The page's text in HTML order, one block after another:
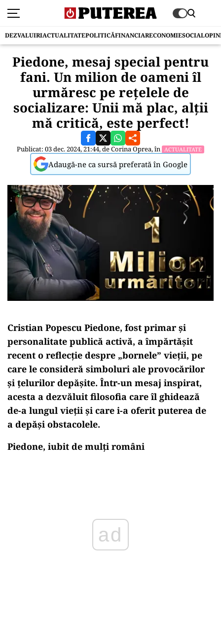
DEZVALUIRIACTUALITATEPOLITICĂFINANCIARECONOMIESOCIAL
Piedone, mesaj special pentru
fani. Un milion de oameni îl
urmăresc pe rețelele de
socializare: Unii mă plac, alții
mă critică, este perfect!
Publicat: 03 dec. 2024, 21:44, deCorina Oprea, în ACTUALITATE
Adaugă-ne ca sursă preferată în Google
Cristian Popescu Piedone, fost primar și
personalitate publică activă, a împărtășit
recent o reflecție despre „bornele” vieții, pe
care le consideră simboluri ale provocărilor
și țelurilor depășite. Într-un mesaj inspirat,
acesta a dezvăluit filosofia care îl ghidează
de-a lungul vieții și care i-a oferit puterea de
a depăși obstacolele.
Piedone, iubit de mulți români
ad